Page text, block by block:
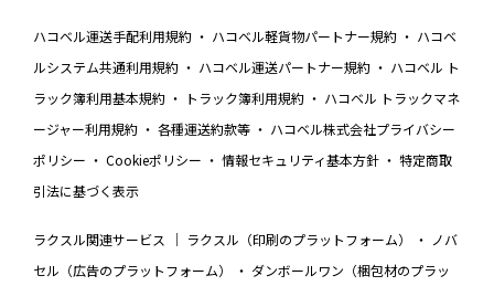
ハコベル運送手配利用規約 ハコベル軽貨物パートナー規約
ハコベ
ルシステム共通利用規約
ハコベル運送パートナー規約
ハコベル ト
ラック簿利用基本規約
トラック簿利用規約
ハコベル トラックマネ
ージャー利用規約
各種運送約款等
ハコベル株式会社プライバシー
ポリシー
Cookieポリシー 情報セキュリティ基本方針
特定商取
引法に基づく表示
ラクスル関連サービス ラクスル（印刷のプラットフォーム）
ノバ
セル（広告のプラットフォーム）
ダンボールワン（梱包材のプラッ